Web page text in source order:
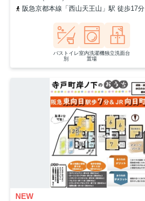
阪急京都本線「西山天王山」駅 徒歩17分
バストイレ
別
室内洗濯機
置場
独立洗面台
NEW